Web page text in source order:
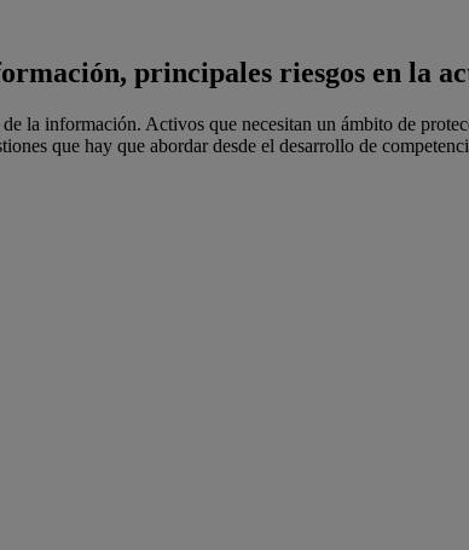
principales riesgos en la
la información. Activos que necesitan un ámbito de
que hay que abordar desde el desarrollo de